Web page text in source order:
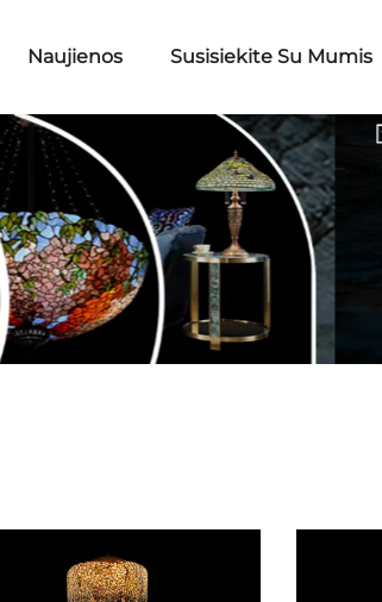
Naujienos Susisiekite Su Mumis